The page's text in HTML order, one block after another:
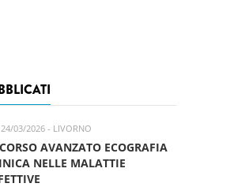
24/03/2026- LIVORNO
AVANZATO ECOGRAFIA
NELLE MALATTIE